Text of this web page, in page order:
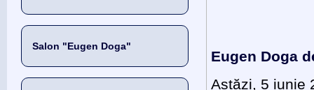
Salon "Eugen Doga"
Eugen Doga
Astăzi, 5 iunie